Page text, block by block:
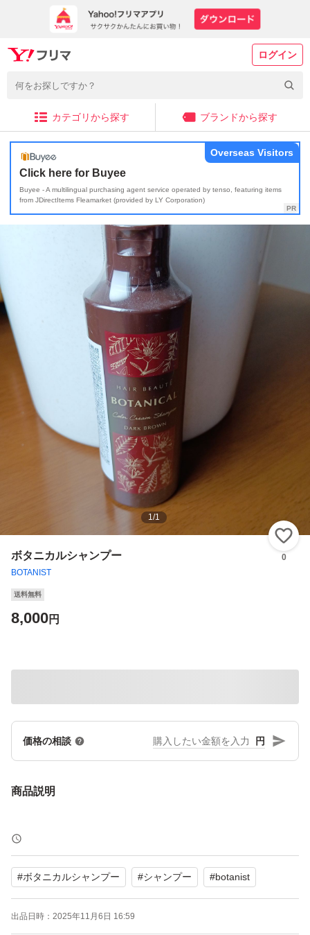
ログイン
カテゴリから探す ブランドから探す
Click here for Buyee
Buyee - A multilingual purchasing agent service operated by tenso, featuring items
from JDirectItems Fleamarket (provided by LY Corporation)
Overseas Visitors
1/1
ボタニカルシャンプー
BOTANIST
0
送料無料
8,000円
価格の相談 円
商品説明
#ボタニカルシャンプー #シャンプー #botanist
出品日時： 2025年11月6日 16:59